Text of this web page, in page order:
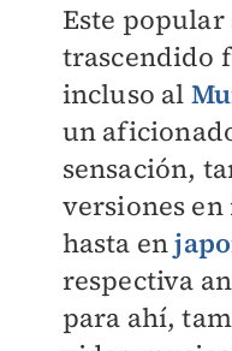
Este
trascendido
incluso al
un
sensación,
versiones en
hasta en
respectiva
para ahí,